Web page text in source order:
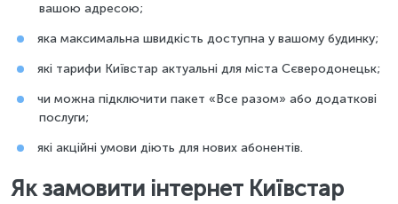
вашою адресою;
яка максимальна швидкість доступна у вашому будинку;
які тарифи Київстар актуальні для міста Сєверодонецьк;
чи можна підключити пакет «Все разом» або додаткові
послуги;
які акційні умови діють для нових абонентів.
Як замовити інтернет Київстар